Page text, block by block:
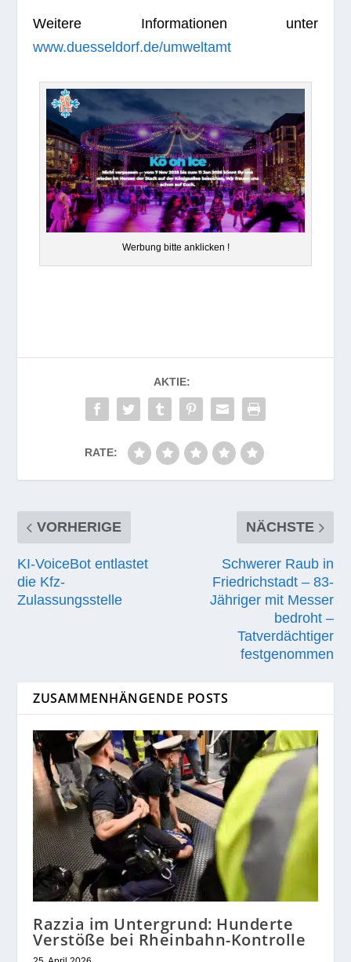
Wei­tere Infor­ma­tio­nen unter
www.duesseldorf.de/umweltamt
Wer­bung bitte anklicken !
AKTIE:
RATE:
VORHERIGE
KI-VoiceBot entlastet
die Kfz-
Zulassungsstelle
NÄCHSTE
Schwerer Raub in
Friedrichstadt – 83-
Jähriger mit Messer
bedroht –
Tatverdächtiger
festgenommen
ZUSAMMENHÄNGENDE POSTS
Razzia im Untergrund: Hunderte
Verstöße bei Rheinbahn-Kontrolle